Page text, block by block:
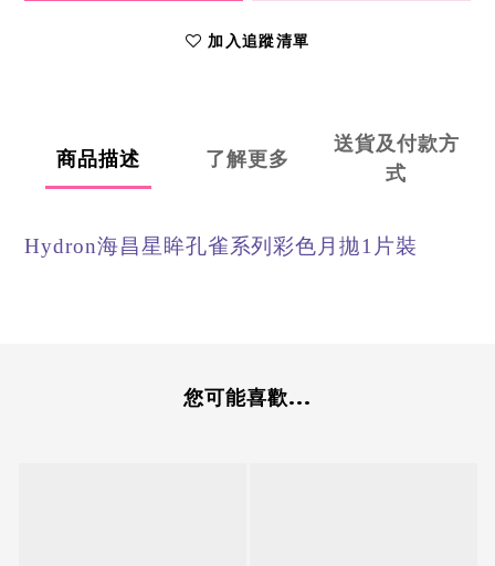
加入追蹤清單
商品描述 了解更多
送貨及付款方
式
Hydron海昌星眸孔雀系列彩色月拋1片裝
您可能喜歡...